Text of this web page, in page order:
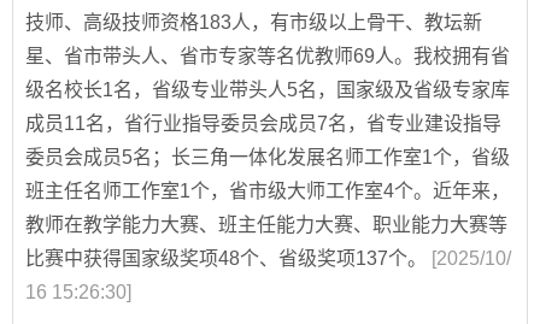
技师、高级技师资格183人，有市级以上骨干、教坛新
星、省市带头人、省市专家等名优教师69人。我校拥有省
级名校长1名，省级专业带头人5名，国家级及省级专家库
成员11名，省行业指导委员会成员7名，省专业建设指导
委员会成员5名；长三角一体化发展名师工作室1个，省级
班主任名师工作室1个，省市级大师工作室4个。近年来，
教师在教学能力大赛、班主任能力大赛、职业能力大赛等
比赛中获得国家级奖项48个、省级奖项137个。
[2025/10/
16 15:26:30]